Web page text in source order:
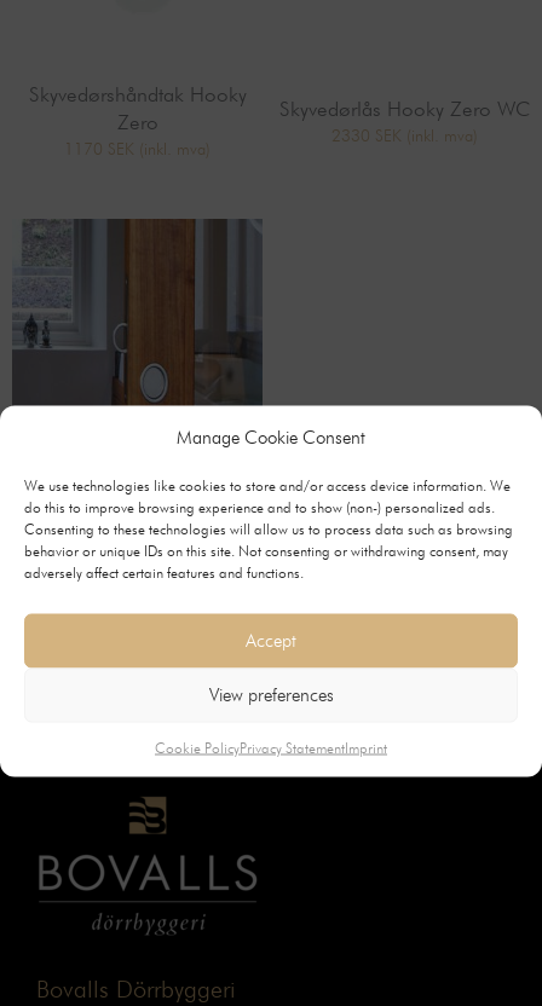
Manage Cookie Consent
We use technologies like cookies to store and/or access device information. We
do this to improve browsing experience and to show (non-) personalized ads.
Consenting to these technologies will allow us to process data such as browsing
behavior or unique IDs on this site. Not consenting or withdrawing consent, may
adversely affect certain features and functions.
Accept
View preferences
Cookie PolicyPrivacy StatementImprint
Skyvedørshåndtak Hooky
Zero
1170 SEK (inkl. mva)
Skyvedørlås Hooky Zero WC
2330 SEK (inkl. mva)
Skyvedørsskål
Bovalls Dörrbyggeri